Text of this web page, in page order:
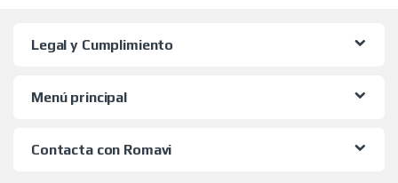
Legal y Cumplimiento
Menú principal
Contacta con Romavi